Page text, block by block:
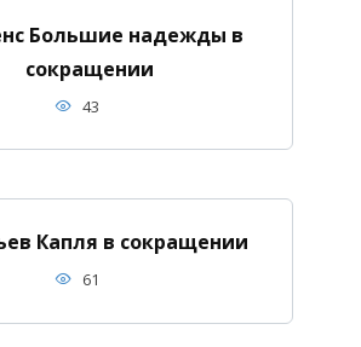
Большие надежды в
сокращении
43
Капля в сокращении
61